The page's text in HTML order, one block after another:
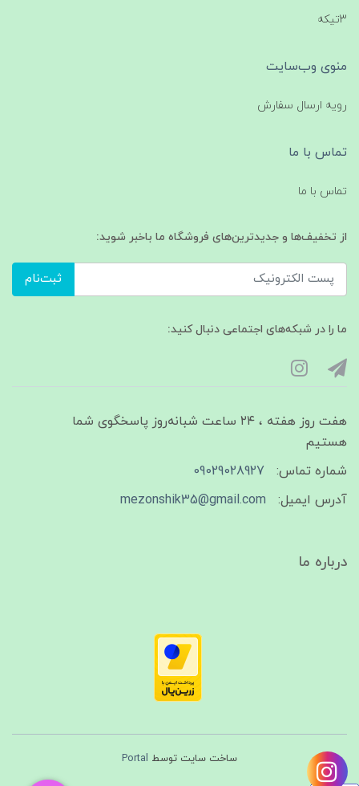
3تیکه
منوی وب‌سایت
رویه ارسال سفارش
تماس با ما
تماس با ما
از تخفیف‌ها و جدیدترین‌های فروشگاه ما باخبر شوید:
ثبت‌نام
ما را در شبکه‌های اجتماعی دنبال کنید:
هفت روز هفته ، ۲۴ ساعت شبانه‌روز پاسخگوی شما
هستیم
شماره تماس:
09029028927
آدرس ایمیل:
mezonshik35@gmail.com
درباره ما
ساخت سایت توسط Portal